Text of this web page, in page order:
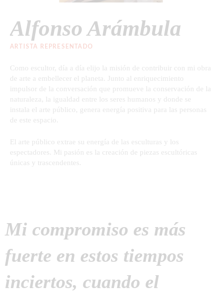
Alfonso Arámbula
ARTISTA REPRESENTADO
Como escultor, día a día elijo la misión de contribuir con mi obra
de arte a embellecer el planeta. Junto al enriquecimiento
impulsor de la conversación que promueve la conservación de la
naturaleza, la igualdad entre los seres humanos y donde se
instala el arte público, genera energía positiva para las personas
de este espacio.
El arte público extrae su energía de las esculturas y los
espectadores. Mi pasión es la creación de piezas escultóricas
únicas y trascendentes.
Mi compromiso es más
fuerte en estos tiempos
inciertos, cuando el